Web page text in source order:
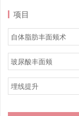
项目
自体脂肪丰面颊术
玻尿酸丰面颊
埋线提升